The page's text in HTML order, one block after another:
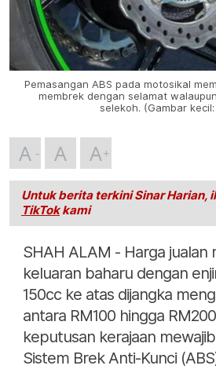
Pemasangan ABS pada motosikal
membrek dengan selamat
selekoh. (Gambar kecil:
A A A
Untuk berita terkini Sinar Harian,
TikTokkami
SHAH ALAM - Harga jualan
keluaran baharu dengan
150cc ke atas dijangka
antara RM100 hingga
keputusan kerajaan
Sistem Brek Anti-Kunci